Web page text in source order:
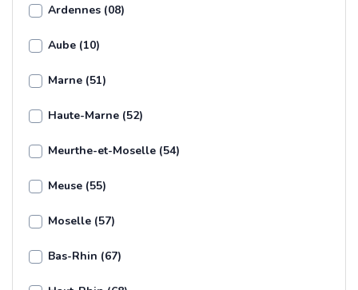
Ardennes (08)
Aube (10)
Marne (51)
Haute-Marne (52)
Meurthe-et-Moselle (54)
Meuse (55)
Moselle (57)
Bas-Rhin (67)